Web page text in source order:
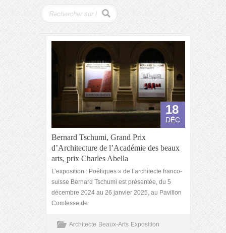
18
DÉC
Bernard Tschumi, Grand Prix
d’Architecture de l’Académie des beaux
arts, prix Charles Abella
L’exposition : Poétiques » de l’architecte franco-
suisse Bernard Tschumi est présentée, du 5
décembre 2024 au 26 janvier 2025, au Pavillon
Comtesse de
Architecte Beaux-Arts Exposition